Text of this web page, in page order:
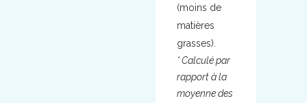
(moins de
matières
grasses).
* Calculé par
rapport à la
moyenne des